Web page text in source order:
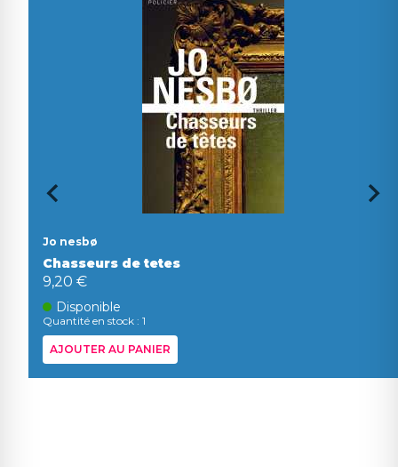
Jo nesbø
Chasseurs de tetes
9,20 €
Disponible
Quantité en stock : 1
AJOUTER AU PANIER